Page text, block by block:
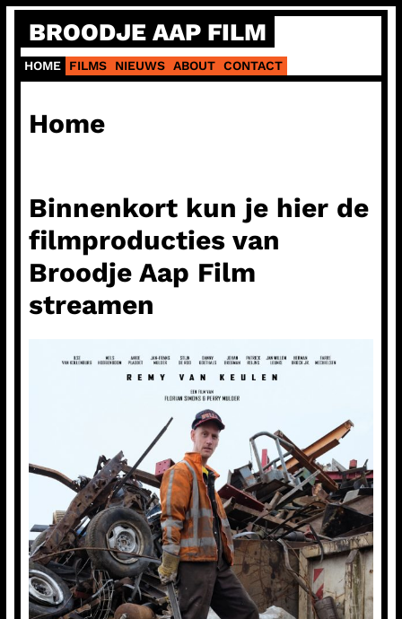
naar
de
inhoud
BROODJE AAP FILM
HOME FILMS NIEUWS ABOUT CONTACT
Home
Binnenkort kun je hier de
filmproducties van
Broodje Aap Film
streamen